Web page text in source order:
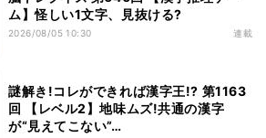
ム】怪しい1文字、見抜ける?
2026/08/05 10:30 連載
謎解き!コレができれば漢字王!? 第1163
回 【レベル2】地味ムズ!共通の漢字
が“見えてこない”…